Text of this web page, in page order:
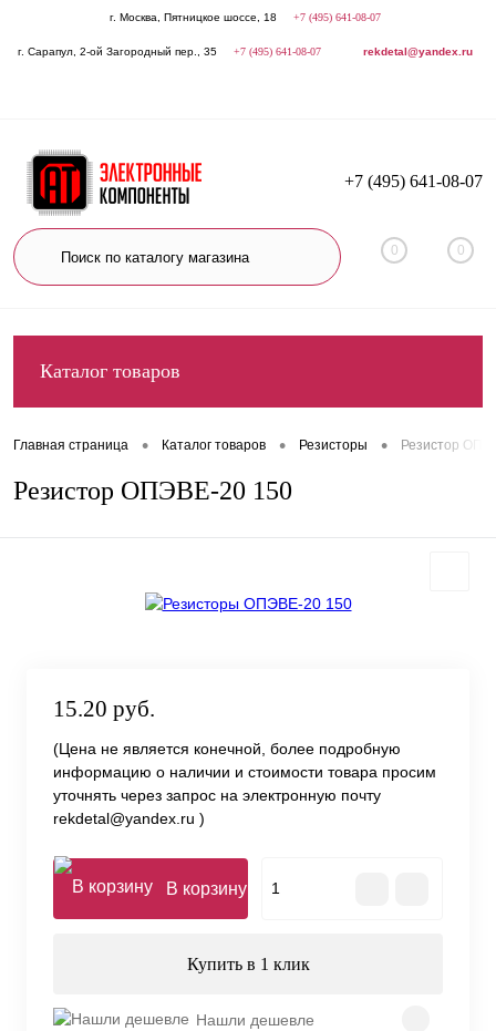
г. Москва, Пятницкое шоссе, 18 +7 (495) 641-08-07
г. Сарапул, 2-ой Загородный пер., 35 +7 (495) 641-08-07 rekdetal@yandex.ru
+7 (495) 641-08-07
0 0
Каталог товаров
Главная страница • Каталог товаров • Резисторы • Резистор
Резистор ОПЭВЕ-20 150
15.20 руб.
(Цена не является конечной, более подробную
информацию о наличии и стоимости товара просим
уточнять через запрос на электронную почту
rekdetal@yandex.ru )
В корзину
Купить в 1 клик
Нашли дешевле